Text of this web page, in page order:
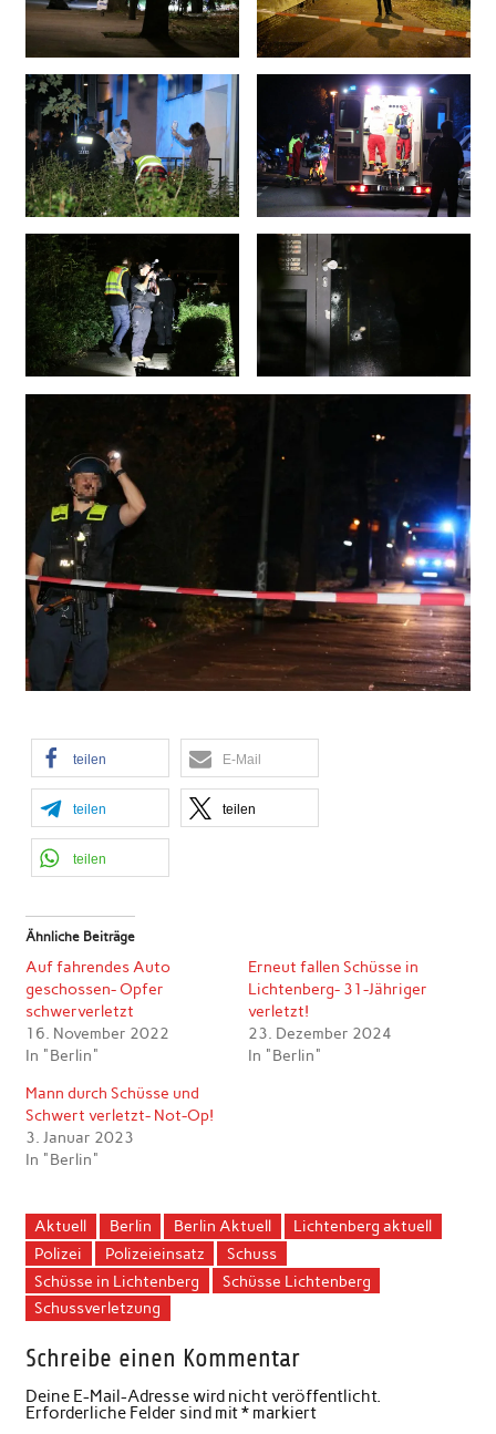
teilen E-Mail
teilen teilen
teilen
Ähnliche Beiträge
Auf fahrendes Auto
geschossen- Opfer
schwerverletzt
16. November 2022
In "Berlin"
Erneut fallen Schüsse in
Lichtenberg- 31-Jähriger
verletzt!
23. Dezember 2024
In "Berlin"
Mann durch Schüsse und
Schwert verletzt- Not-Op!
3. Januar 2023
In "Berlin"
Aktuell Berlin Berlin Aktuell
Lichtenberg aktuell
Polizei
Polizeieinsatz
Schuss
Schüsse in Lichtenberg
Schüsse Lichtenberg
Schussverletzung
Schreibe einen Kommentar
Deine E-Mail-Adresse wird nicht veröffentlicht.
Erforderliche Felder sind mit*markiert